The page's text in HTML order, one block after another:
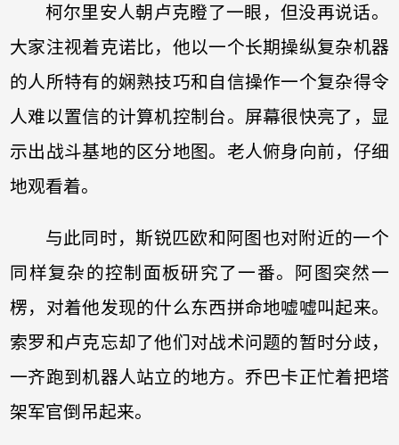
柯尔里安人朝卢克瞪了一眼，但没再说话。
大家注视着克诺比，他以一个长期操纵复杂机器
的人所特有的娴熟技巧和自信操作一个复杂得令
人难以置信的计算机控制台。屏幕很快亮了，显
示出战斗基地的区分地图。老人俯身向前，仔细
地观看着。
与此同时，斯锐匹欧和阿图也对附近的一个
同样复杂的控制面板研究了一番。阿图突然一
楞，对着他发现的什么东西拼命地嘘嘘叫起来。
索罗和卢克忘却了他们对战术问题的暂时分歧，
一齐跑到机器人站立的地方。乔巴卡正忙着把塔
架军官倒吊起来。